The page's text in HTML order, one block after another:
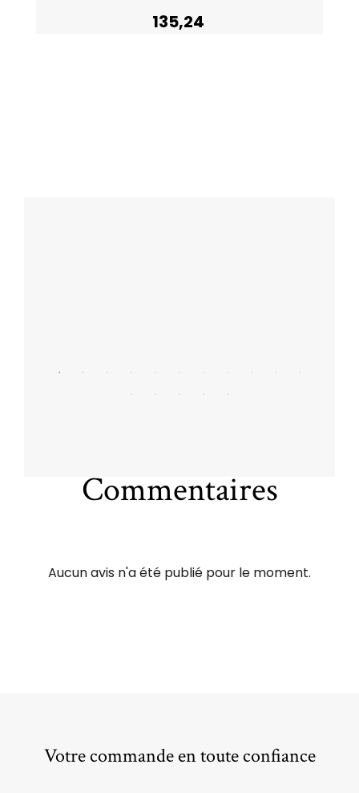
135,24
Commentaires
Aucun avis n'a été publié pour le moment.
Votre commande en toute confiance